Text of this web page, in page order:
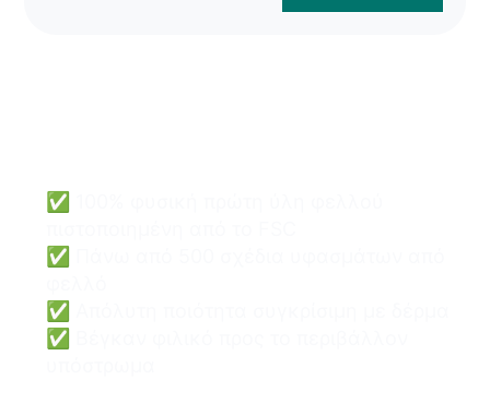
✅ 100% φυσική πρώτη ύλη φελλού
✅ Πάνω από 500 σχέδια υφασμάτων από
✅ Απόλυτη ποιότητα συγκρίσιμη με δέρμα
✅ Βέγκαν φιλικό προς το περιβάλλον